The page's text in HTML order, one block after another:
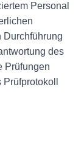
Personal
Durchführung
des
Prüfungen